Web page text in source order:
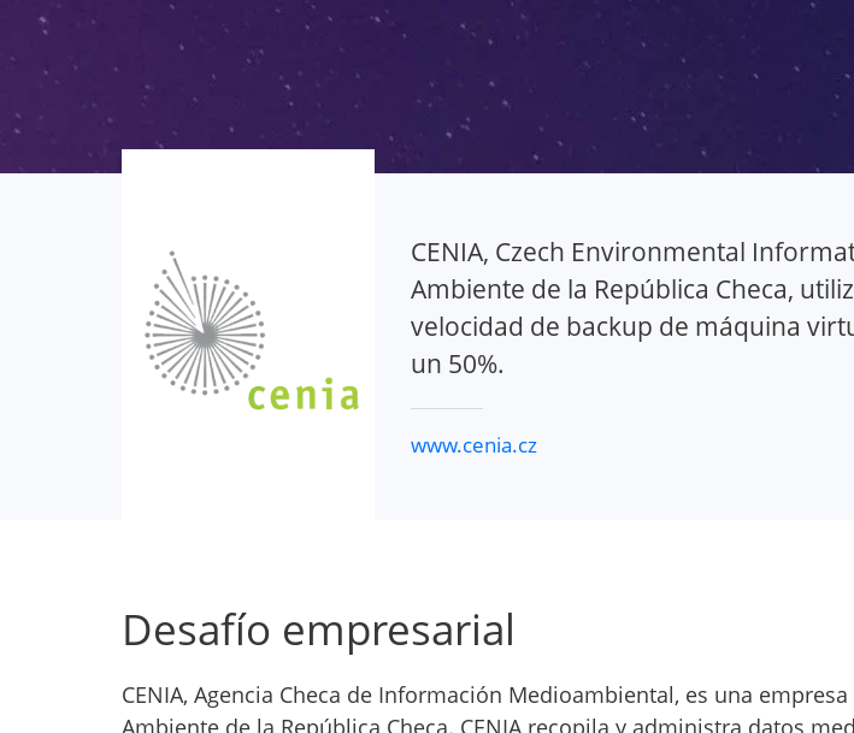
CENIA, Czech Environmental
Ambiente de la República Checa,
velocidad de backup de máquina
un 50%.
www.cenia.cz
Desafío empresarial
CENIA, Agencia Checa de Información Medioambiental, es una
Ambiente de la República Checa. CENIA recopila y administra datos